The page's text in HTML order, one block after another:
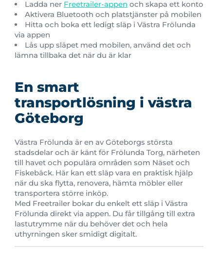
Ladda ner Freetrailer-appen och skapa ett konto
Aktivera Bluetooth och platstjänster på mobilen
Hitta och boka ett ledigt släp i Västra Frölunda
via appen
Lås upp släpet med mobilen, använd det och
lämna tillbaka det när du är klar
En smart
transportlösning i västra
Göteborg
Västra Frölunda är en av Göteborgs största
stadsdelar och är känt för Frölunda Torg, närheten
till havet och populära områden som Näset och
Fiskebäck. Här kan ett släp vara en praktisk hjälp
när du ska flytta, renovera, hämta möbler eller
transportera större inköp.
Med Freetrailer bokar du enkelt ett släp i Västra
Frölunda direkt via appen. Du får tillgång till extra
lastutrymme när du behöver det och hela
uthyrningen sker smidigt digitalt.